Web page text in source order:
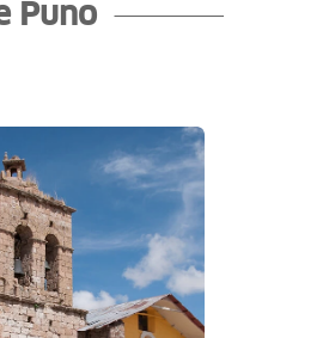
Puno